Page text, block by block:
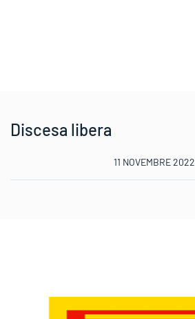
Discesa libera
11 NOVEMBRE 2022